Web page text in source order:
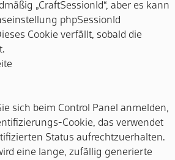
„CraftSessionId“, aber es kann
phpSessionId
Cookie verfällt, sobald die
sich beim Control Panel anmelden,
Cookie, das verwendet
Status aufrechtzuerhalten.
eine lange, zufällig generierte